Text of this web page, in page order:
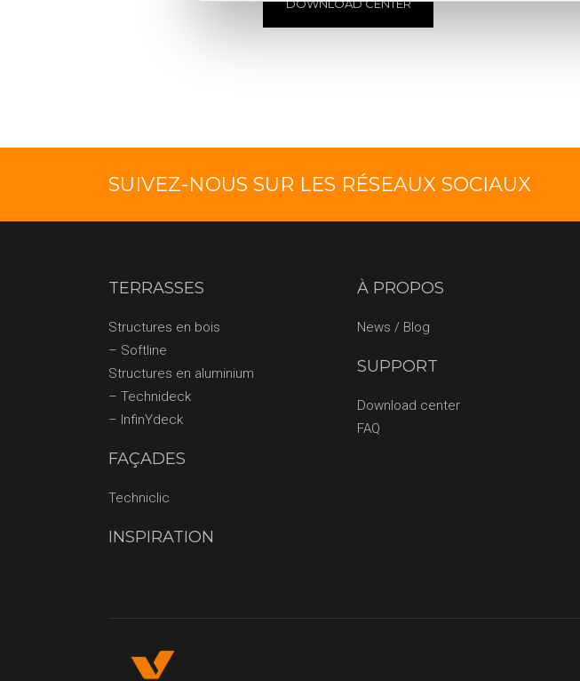
DOWNLOAD CENTER
SUIVEZ-NOUS SUR LES RÉSEAUX SOCIAUX
TERRASSES
Structures en bois
– Softline
Structures en aluminium
– Technideck
– InfinYdeck
FAÇADES
Techniclic
INSPIRATION
À PROPOS
News / Blog
SUPPORT
Download center
FAQ